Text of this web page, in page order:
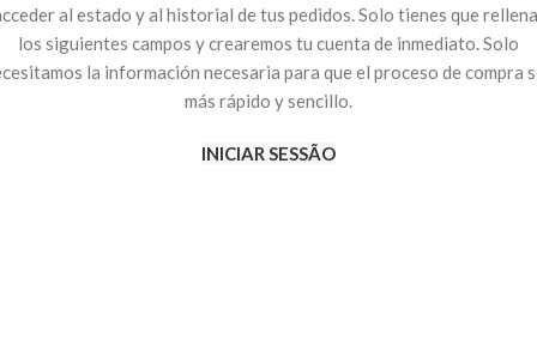
al estado y al historial de tus pedidos. Solo tienes que
los siguientes campos y crearemos tu cuenta de inmediato. Solo
la información necesaria para que el proceso de compra
más rápido y sencillo.
INICIAR SESSÃO